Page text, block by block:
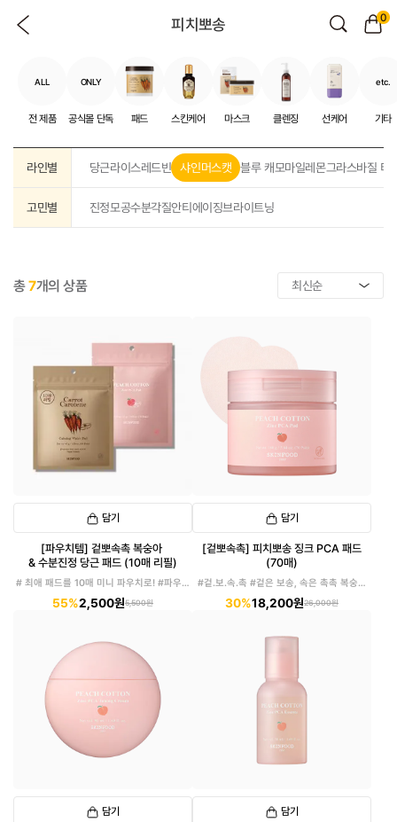
피치뽀송 0
ALL
전 제품
ONLY
공식몰 단독 패드 스킨케어 마스크 클렌징 선케어
etc.
기타
라인별 당근라이스레드빈 샤인머스캣 블루 캐모마일레몬그라스바질 티
고민별 진정모공수분각질안티에이징브라이트닝
총7개의 상품
담기
[파우치템] 겉뽀속촉 복숭아
& 수분진정 당근 패드 (10매 리필)
# 최애 패드를 10매 미니 파우치로! #파우치
55%2,500원5,500원
담기
[겉뽀속촉] 피치뽀송 징크 PCA 패드
(70매)
#겉.보.속.촉 #겉은 보송, 속은 촉촉 복숭아
30%18,200원26,000원
담기 담기